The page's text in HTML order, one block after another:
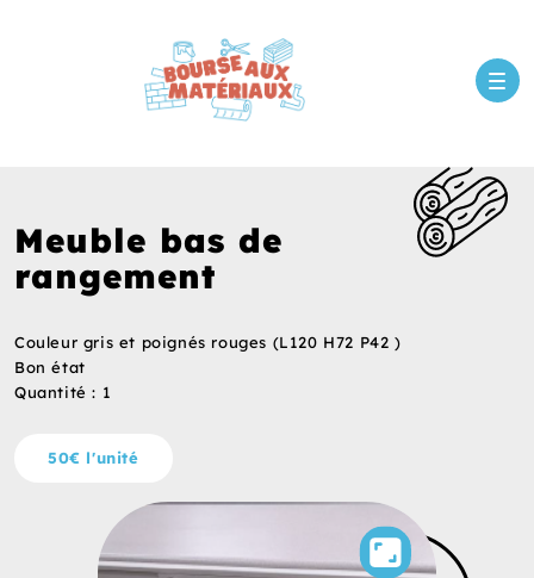
Meuble bas de
rangement
Couleur gris et poignés rouges (L120 H72 P42 )
Bon état
Quantité : 1
50€ l'unité